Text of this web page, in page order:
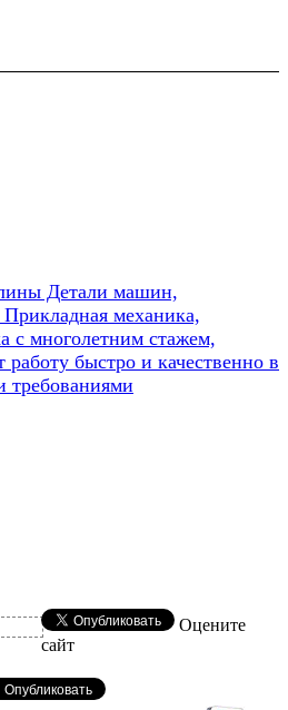
Детали машин,
механика,
с многолетним стажем,
быстро и качественно в
требованиями
Оцените
сайт